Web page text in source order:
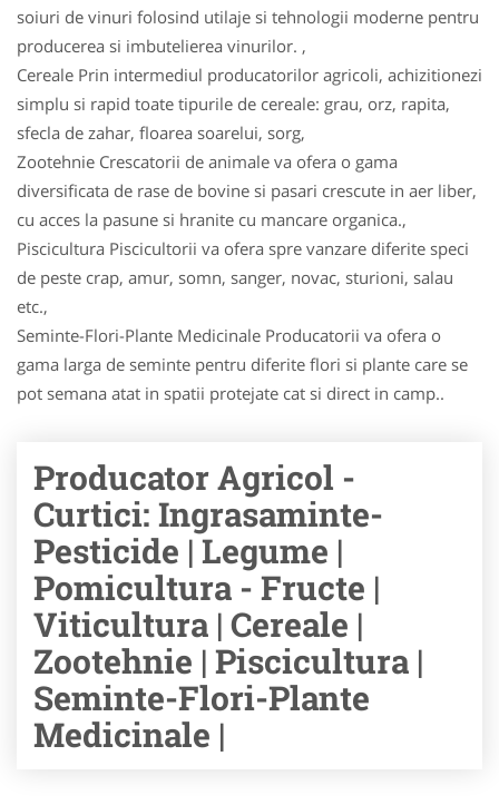
soiuri de vinuri folosind utilaje si tehnologii moderne pentru
producerea si imbutelierea vinurilor. ,
Cereale Prin intermediul producatorilor agricoli, achizitionezi
simplu si rapid toate tipurile de cereale: grau, orz, rapita,
sfecla de zahar, floarea soarelui, sorg,
Zootehnie Crescatorii de animale va ofera o gama
diversificata de rase de bovine si pasari crescute in aer liber,
cu acces la pasune si hranite cu mancare organica.,
Piscicultura Piscicultorii va ofera spre vanzare diferite speci
de peste crap, amur, somn, sanger, novac, stu­ri­oni, salau
etc.,
Seminte-Flori-Plante Medicinale Producatorii va ofera o
gama larga de seminte pentru diferite flori si plante care se
pot semana atat in spatii protejate cat si direct in camp..
Producator Agricol -
Curtici: Ingrasaminte-
Pesticide | Legume |
Pomicultura - Fructe |
Viticultura | Cereale |
Zootehnie | Piscicultura |
Seminte-Flori-Plante
Medicinale |